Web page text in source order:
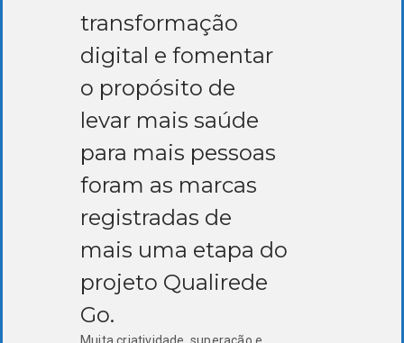
transformação
digital e fomentar
o propósito de
levar mais saúde
para mais pessoas
foram as marcas
registradas de
mais uma etapa do
projeto Qualirede
Go.